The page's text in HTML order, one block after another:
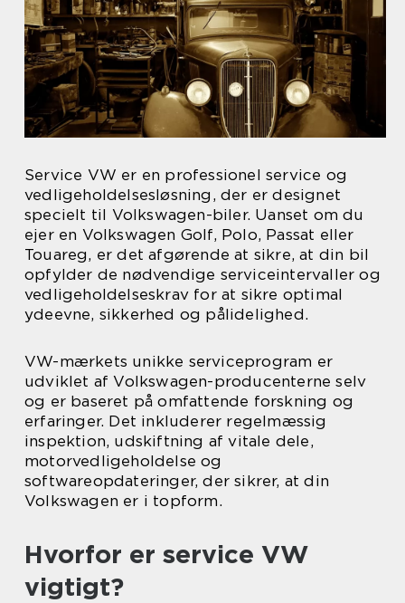
Service VW er en professionel service og
vedligeholdelsesløsning, der er designet
specielt til Volkswagen-biler. Uanset om du
ejer en Volkswagen Golf, Polo, Passat eller
Touareg, er det afgørende at sikre, at din bil
opfylder de nødvendige serviceintervaller og
vedligeholdelseskrav for at sikre optimal
ydeevne, sikkerhed og pålidelighed.
VW-mærkets unikke serviceprogram er
udviklet af Volkswagen-producenterne selv
og er baseret på omfattende forskning og
erfaringer. Det inkluderer regelmæssig
inspektion, udskiftning af vitale dele,
motorvedligeholdelse og
softwareopdateringer, der sikrer, at din
Volkswagen er i topform.
Hvorfor er service VW
vigtigt?